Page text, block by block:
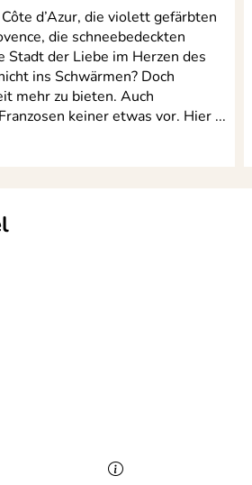
d’Azur, die violett gefärbten
die schneebedeckten
Stadt der Liebe im Herzen des
ins Schwärmen? Doch
mehr zu bieten. Auch
keiner etwas vor. Hier ...